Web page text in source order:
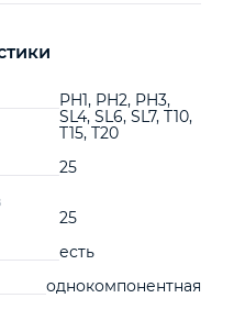
PH1, PH2, PH3,
SL4, SL6, SL7, T10,
T15, T20
25
25
есть
однокомпонентная